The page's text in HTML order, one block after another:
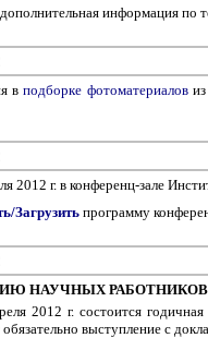
информация по
вподборке фотоматериаловиз
2012 г. в конференц-зале
Загрузитьпрограмму
НАУЧНЫХ
2012 г. состоится
выступление с